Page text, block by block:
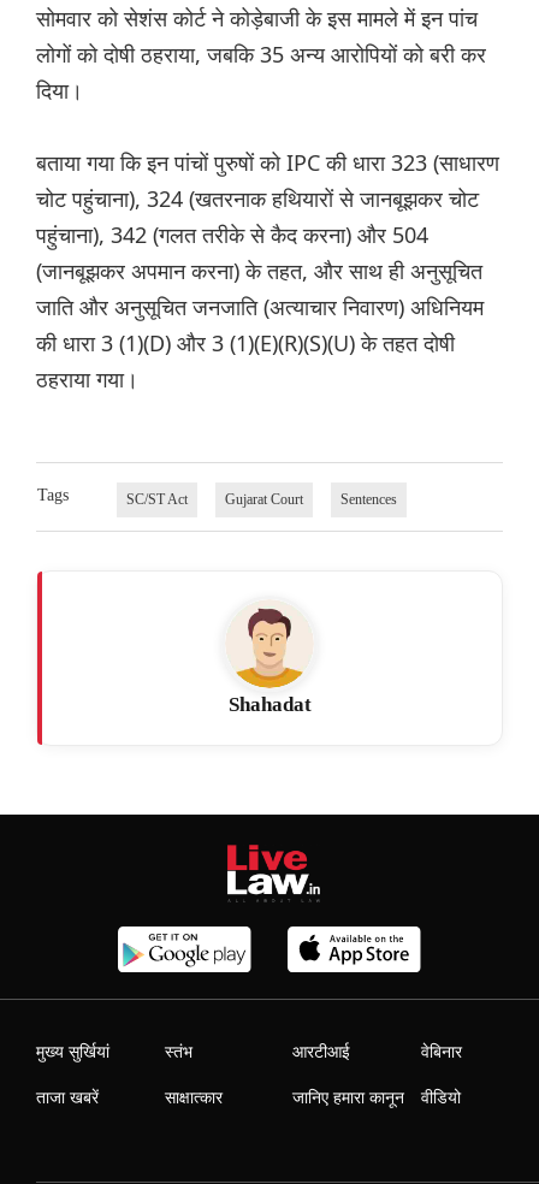
सोमवार को सेशंस कोर्ट ने कोड़ेबाजी के इस मामले में इन पांच
लोगों को दोषी ठहराया, जबकि 35 अन्य आरोपियों को बरी कर
दिया।
बताया गया कि इन पांचों पुरुषों को IPC की धारा 323 (साधारण
चोट पहुंचाना), 324 (खतरनाक हथियारों से जानबूझकर चोट
पहुंचाना), 342 (गलत तरीके से कैद करना) और 504
(जानबूझकर अपमान करना) के तहत, और साथ ही अनुसूचित
जाति और अनुसूचित जनजाति (अत्याचार निवारण) अधिनियम
की धारा 3 (1)(D) और 3 (1)(E)(R)(S)(U) के तहत दोषी
ठहराया गया।
Tags SC/ST Act Gujarat Court Sentences
Shahadat
मुख्य सुर्खियां
ताजा खबरें
स्तंभ
साक्षात्कार
आरटीआई
जानिए हमारा कानून
वेबिनार
वीडियो